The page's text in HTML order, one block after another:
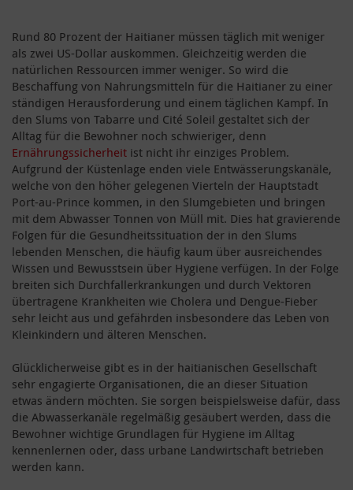
Rund 80 Prozent der Haitianer müssen täglich mit weniger
als zwei US-Dollar auskommen. Gleichzeitig werden die
natürlichen Ressourcen immer weniger. So wird die
Beschaffung von Nahrungsmitteln für die Haitianer zu einer
ständigen Herausforderung und einem täglichen Kampf. In
den Slums von Tabarre und Cité Soleil gestaltet sich der
Alltag für die Bewohner noch schwieriger, denn
Ernährungssicherheit ist nicht ihr einziges Problem.
Aufgrund der Küstenlage enden viele Entwässerungskanäle,
welche von den höher gelegenen Vierteln der Hauptstadt
Port-au-Prince kommen, in den Slumgebieten und bringen
mit dem Abwasser Tonnen von Müll mit. Dies hat gravierende
Folgen für die Gesundheitssituation der in den Slums
lebenden Menschen, die häufig kaum über ausreichendes
Wissen und Bewusstsein über Hygiene verfügen. In der Folge
breiten sich Durchfallerkrankungen und durch Vektoren
übertragene Krankheiten wie Cholera und Dengue-Fieber
sehr leicht aus und gefährden insbesondere das Leben von
Kleinkindern und älteren Menschen.
Glücklicherweise gibt es in der haitianischen Gesellschaft
sehr engagierte Organisationen, die an dieser Situation
etwas ändern möchten. Sie sorgen beispielsweise dafür, dass
die Abwasserkanäle regelmäßig gesäubert werden, dass die
Bewohner wichtige Grundlagen für Hygiene im Alltag
kennenlernen oder, dass urbane Landwirtschaft betrieben
werden kann.